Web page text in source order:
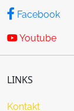
Facebook
Youtube
LINKS
Kontakt